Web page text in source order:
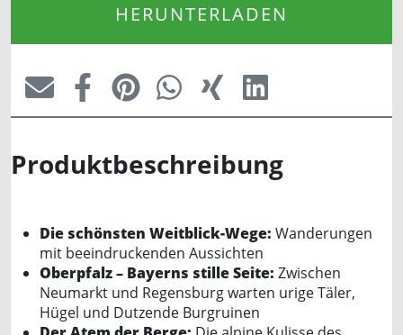
HERUNTERLADEN
Produktbeschreibung
Die schönsten Weitblick-Wege: Wanderungen
mit beeindruckenden Aussichten
Oberpfalz – Bayerns stille Seite: Zwischen
Neumarkt und Regensburg warten urige Täler,
Hügel und Dutzende Burgruinen